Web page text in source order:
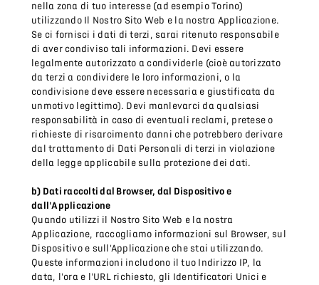
nella zona di tuo interesse (ad esempio Torino)
utilizzando Il Nostro Sito Web e la nostra Applicazione.
Se ci fornisci i dati di terzi, sarai ritenuto responsabile
di aver condiviso tali informazioni. Devi essere
legalmente autorizzato a condividerle (cioè autorizzato
da terzi a condividere le loro informazioni, o la
condivisione deve essere necessaria e giustificata da
unmotivo legittimo). Devi manlevarci da qualsiasi
responsabilità in caso di eventuali reclami, pretese o
richieste di risarcimento danni che potrebbero derivare
dal trattamento di Dati Personali di terzi in violazione
della legge applicabile sulla protezione dei dati.
b) Dati raccolti dal Browser, dal Dispositivo e
dall'Applicazione
Quando utilizzi il Nostro Sito Web e la nostra
Applicazione, raccogliamo informazioni sul Browser, sul
Dispositivo e sull'Applicazione che stai utilizzando.
Queste informazioni includono il tuo Indirizzo IP, la
data, l'ora e l'URL richiesto, gli Identificatori Unici e